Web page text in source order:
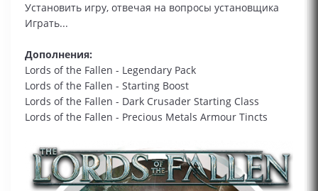
Установить игру, отвечая на вопросы установщика
Играть...
Дополнения:
Lords of the Fallen - Legendary Pack
Lords of the Fallen - Starting Boost
Lords of the Fallen - Dark Crusader Starting Class
Lords of the Fallen - Precious Metals Armour Tincts